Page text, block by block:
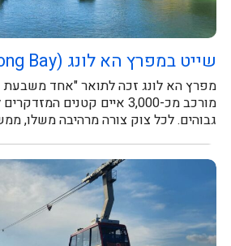
שייט במפרץ הא לונג (Ha Long Bay)
מפרץ הא לונג זכה לתואר "אחד
מורכב מכ-3,000 איים קטנים
גבוהים. לכל צוק צורה מרהיבה משלו,